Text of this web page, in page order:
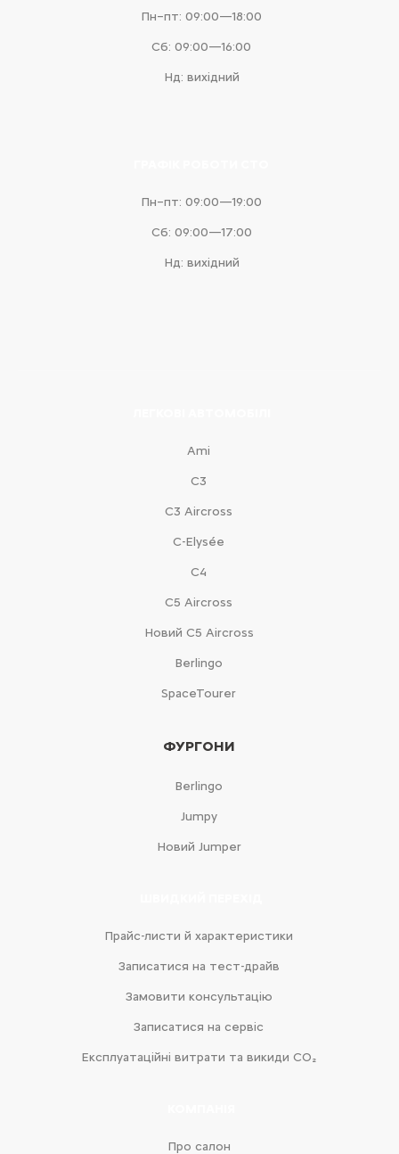
Пн–пт: 09:00—18:00
Сб: 09:00—16:00
Нд: вихідний
Пн–пт: 09:00—19:00
Сб: 09:00—17:00
Нд: вихідний
Ami
С3
С3 Aircross
C-Elysée
С4
С5 Aircross
Новий С5 Aircross
Berlingo
SpaceTourer
ФУРГОНИ
Berlingo
Jumpy
Новий Jumper
Прайс-листи й характеристики
Записатися на тест-драйв
Замовити консультацію
Записатися на сервіс
Експлуатаційні витрати та викиди CO₂
Про салон